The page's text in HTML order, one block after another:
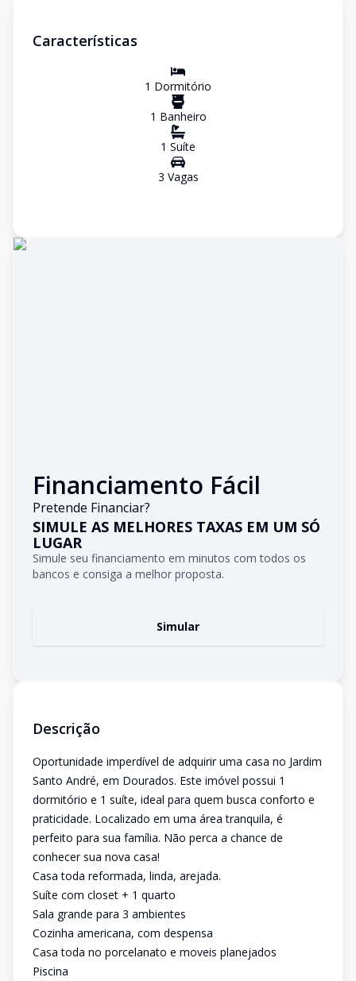
Características
1 Dormitório
1 Banheiro
1 Suíte
3 Vagas
Financiamento Fácil
Pretende Financiar?
SIMULE AS MELHORES TAXAS EM UM SÓ
LUGAR
Simule seu financiamento em minutos com todos os
bancos e consiga a melhor proposta.
Simular
Descrição
Oportunidade imperdível de adquirir uma casa no Jardim
Santo André, em Dourados. Este imóvel possui 1
dormitório e 1 suíte, ideal para quem busca conforto e
praticidade. Localizado em uma área tranquila, é
perfeito para sua família. Não perca a chance de
conhecer sua nova casa!
Casa toda reformada, linda, arejada.
Suíte com closet + 1 quarto
Sala grande para 3 ambientes
Cozinha americana, com despensa
Casa toda no porcelanato e moveis planejados
Piscina